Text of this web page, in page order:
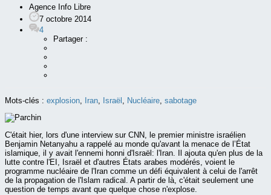
Agence Info Libre
7 octobre 2014
4
Partager :
Mots-clés : explosion, Iran, Israël , Nucléaire, sabotage
C'était hier, lors d'une interview sur CNN, le premier ministre israélien
Benjamin Netanyahu a rappelé au monde qu'avant la menace de l’État
islamique, il y avait l'ennemi honni d'Israël: l'Iran. Il ajouta qu'en plus de la
lutte contre l'EI, Israël et d'autres États arabes modérés, voient le
programme nucléaire de l'Iran comme un défi équivalent à celui de l'arrêt
de la propagation de l'Islam radical. A partir de là, c'était seulement une
question de temps avant que quelque chose n'explose.